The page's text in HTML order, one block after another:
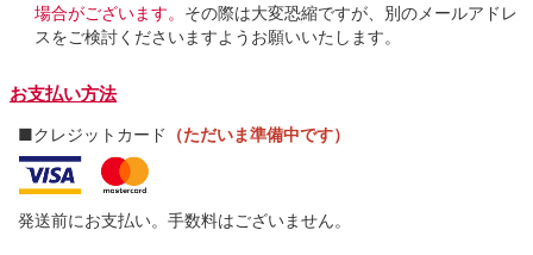
場合がございます。 その際は大変恐縮ですが、別のメールアドレ
スをご検討くださいますようお願いいたします。
お支払い方法
■クレジットカード （ただいま準備中です）
発送前にお支払い。手数料はございません。